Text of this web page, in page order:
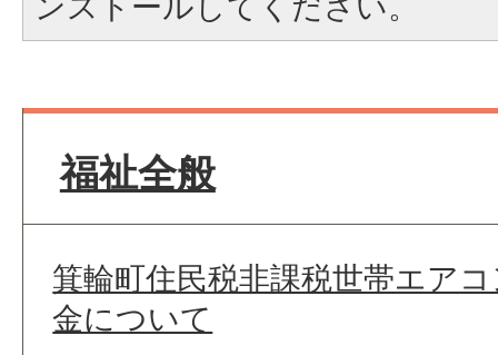
福祉全般
箕輪町住民税非課税世帯エア
金について